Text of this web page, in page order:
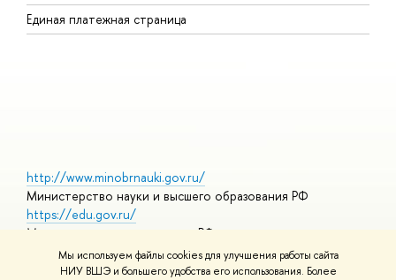
Мы используем файлы cookies для улучшения работы сайта
НИУ ВШЭ и большего удобства его использования. Более
Единая платежная страница
http://www.minobrnauki.gov.ru/
Министерство науки и высшего образования РФ
https://edu.gov.ru/
Министерство просвещения РФ
https://elearning.hse.ru/mooc
Массовые открытые онлайн-курсы